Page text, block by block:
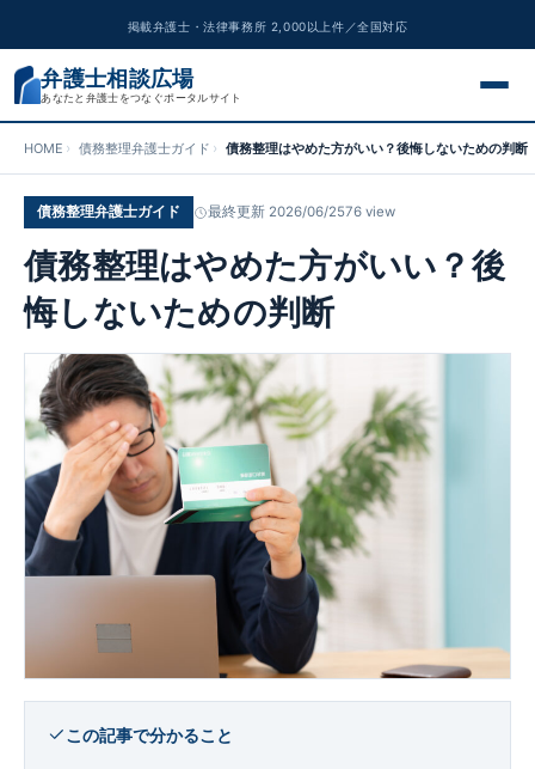
掲載弁護士・法律事務所 2,000以上件／全国対応
弁護士相談広場
あなたと弁護士をつなぐポータルサイト
交通事故
離婚問題
遺産相続
債務整理
刑事事件
労働問題
企業法務
HOME 債務整理弁護士ガイド 債務整理はやめた方がいい？後悔しないための判断
債務整理弁護士ガイド 最終更新 2026/06/2576 view
債務整理はやめた方がいい？後
悔しないための判断
この記事で分かること